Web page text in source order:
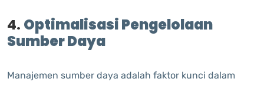
4. Optimalisasi Pengelolaan
Sumber Daya
Manajemen sumber daya adalah faktor kunci dalam